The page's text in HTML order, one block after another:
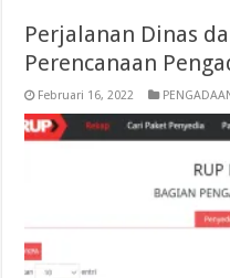
Perjalanan Dinas
Perencanaan
Februari 16, 2022